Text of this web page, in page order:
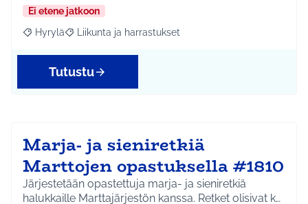
Ei etene jatkoon
Rajaa tulokset aihepiirin mukaan: Hyrylä
Hyrylä Rajaa tulokset teeman mukaan: Liikunta ja
Liikunta ja harrastukset
Tutustu
Marja- ja sieniretkiä
Marttojen opastuksella #1810
Järjestetään opastettuja marja- ja sieniretkiä
halukkaille Marttajärjestön kanssa. Retket olisivat k…